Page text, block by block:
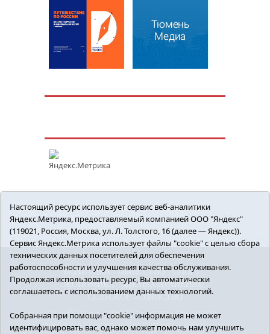
ПОЛИТИКА ОБЩЕСТВО
СПОРТ
ЭКОНОМИКА
ЗДРАВООХРАНЕНИЕ
СЕЛЬСКОЕ ХОЗЯЙСТВО
12+ © 2018 Armizon72.ру. Главный редактор:
Мелешко Владимир Михайлович. Учредитель:
Настоящий ресурс использует сервис веб-аналитики
Яндекс.Метрика, предоставляемый компанией ООО "Яндекс"
(119021, Россия, Москва, ул. Л. Толстого, 16 (далее — Яндекс)).
Сервис Яндекс.Метрика использует файлы "cookie" с целью сбора
технических данных посетителей для обеспечения
работоспособности и улучшения качества обслуживания.
Продолжая использовать ресурс, Вы автоматически
соглашаетесь с использованием данных технологий.
Собранная при помощи "cookie" информация не может
идентифицировать вас, однако может помочь нам улучшить